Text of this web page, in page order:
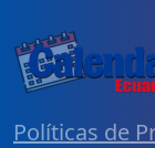
Políticas de